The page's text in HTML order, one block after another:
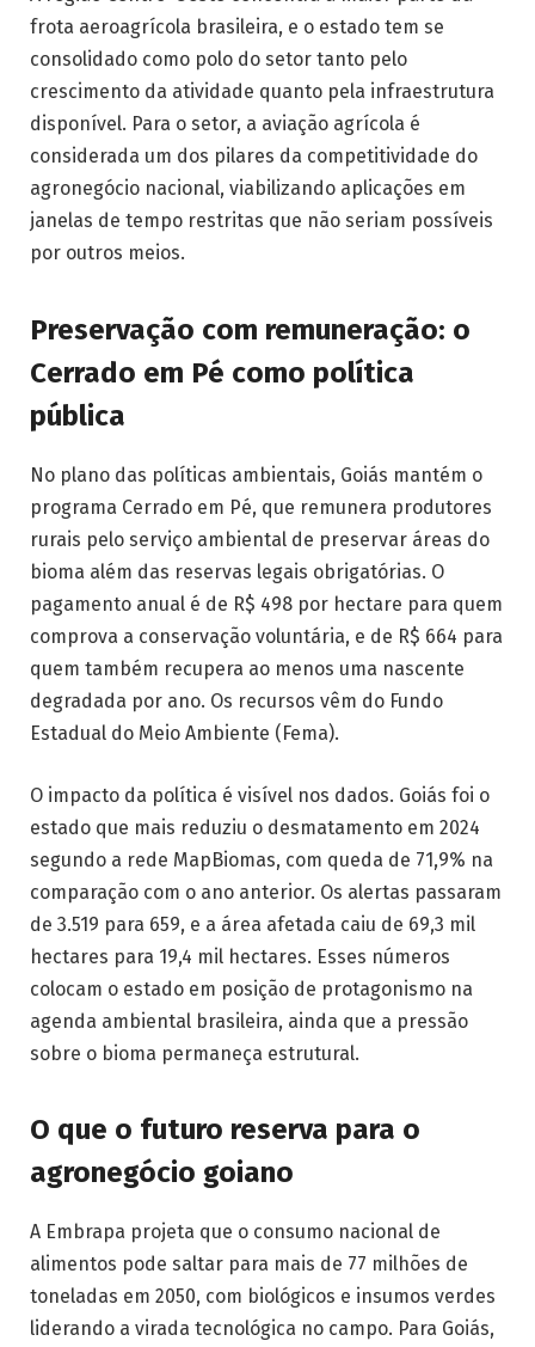
frota aeroagrícola brasileira, e o estado tem se
consolidado como polo do setor tanto pelo
crescimento da atividade quanto pela infraestrutura
disponível. Para o setor, a aviação agrícola é
considerada um dos pilares da competitividade do
agronegócio nacional, viabilizando aplicações em
janelas de tempo restritas que não seriam possíveis
por outros meios.
Preservação com remuneração: o
Cerrado em Pé como política
pública
No plano das políticas ambientais, Goiás mantém o
programa Cerrado em Pé, que remunera produtores
rurais pelo serviço ambiental de preservar áreas do
bioma além das reservas legais obrigatórias. O
pagamento anual é de R$ 498 por hectare para quem
comprova a conservação voluntária, e de R$ 664 para
quem também recupera ao menos uma nascente
degradada por ano. Os recursos vêm do Fundo
Estadual do Meio Ambiente (Fema).
O impacto da política é visível nos dados. Goiás foi o
estado que mais reduziu o desmatamento em 2024
segundo a rede MapBiomas, com queda de 71,9% na
comparação com o ano anterior. Os alertas passaram
de 3.519 para 659, e a área afetada caiu de 69,3 mil
hectares para 19,4 mil hectares. Esses números
colocam o estado em posição de protagonismo na
agenda ambiental brasileira, ainda que a pressão
sobre o bioma permaneça estrutural.
O que o futuro reserva para o
agronegócio goiano
A Embrapa projeta que o consumo nacional de
alimentos pode saltar para mais de 77 milhões de
toneladas em 2050, com biológicos e insumos verdes
liderando a virada tecnológica no campo. Para Goiás,